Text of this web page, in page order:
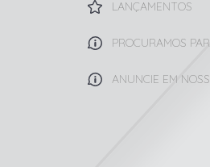
LANÇAMENTOS
PROCURAMOS
ANUNCIE EM